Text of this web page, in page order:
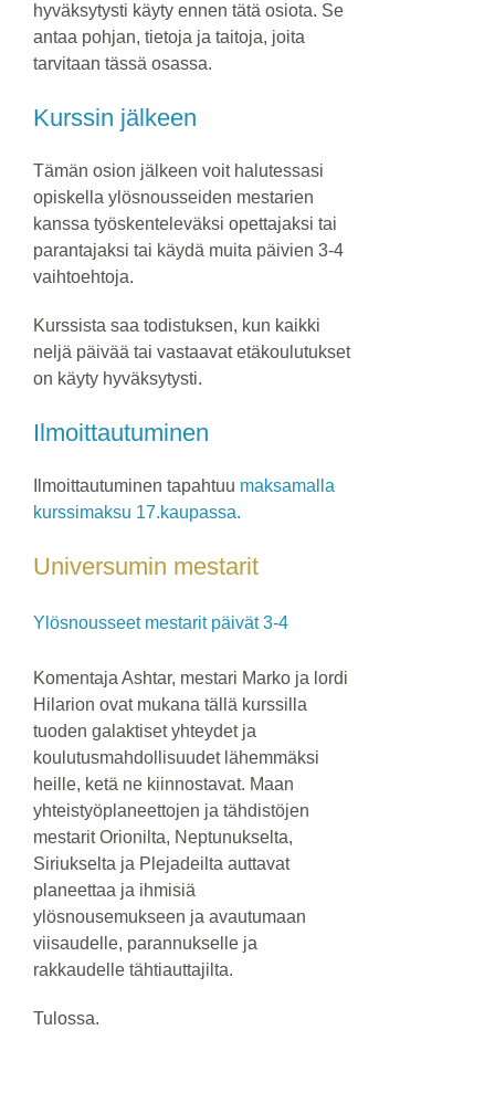
hyväksytysti käyty ennen tätä osiota. Se
antaa pohjan, tietoja ja taitoja, joita
tarvitaan tässä osassa.
Kurssin jälkeen
Tämän osion jälkeen voit halutessasi
opiskella ylösnousseiden mestarien
kanssa työskenteleväksi opettajaksi tai
parantajaksi tai käydä muita päivien 3-4
vaihtoehtoja.
Kurssista saa todistuksen, kun kaikki
neljä päivää tai vastaavat etäkoulutukset
on käyty hyväksytysti.
Ilmoittautuminen
Ilmoittautuminen tapahtuu maksamalla
kurssimaksu 17.kaupassa.
Universumin mestarit
Ylösnousseet mestarit päivät 3-4
Komentaja Ashtar, mestari Marko ja lordi
Hilarion ovat mukana tällä kurssilla
tuoden galaktiset yhteydet ja
koulutusmahdollisuudet lähemmäksi
heille, ketä ne kiinnostavat. Maan
yhteistyöplaneettojen ja tähdistöjen
mestarit Orionilta, Neptunukselta,
Siriukselta ja Plejadeilta auttavat
planeettaa ja ihmisiä
ylösnousemukseen ja avautumaan
viisaudelle, parannukselle ja
rakkaudelle tähtiauttajilta.
Tulossa.